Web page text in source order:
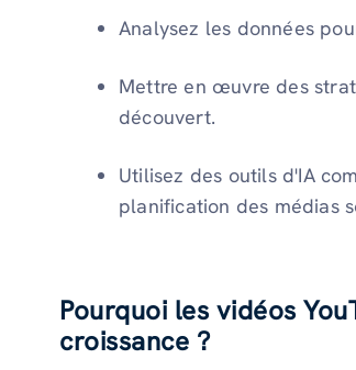
Analysez les données
Mettre en œuvre des
découvert.
Utilisez des outils d'IA
planification des médias
Pourquoi les vidéos
croissance ?